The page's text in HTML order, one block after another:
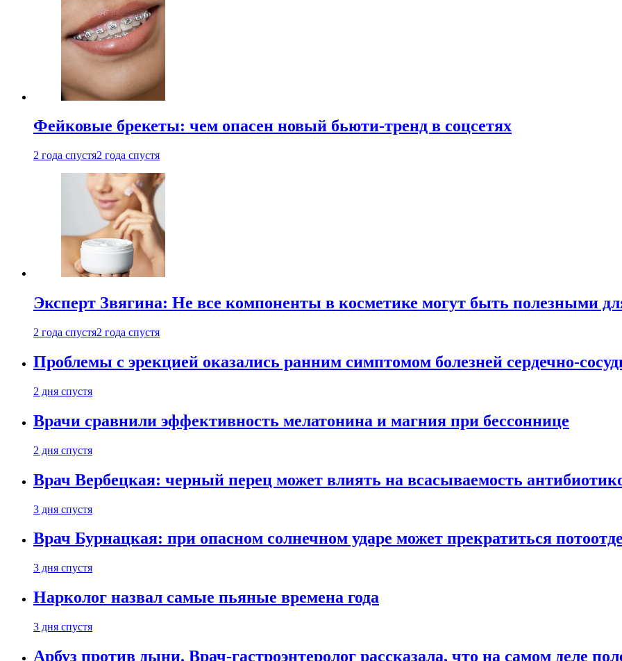
Фейковые брекеты: чем опасен новый бьюти-тренд в соцсетях
2 года спустя2 года спустя
Эксперт Звягина: Не все компоненты в косметике могут быть полезными
2 года спустя2 года спустя
Проблемы с эрекцией оказались ранним симптомом болезней сердечно-
2 дня спустя
Врачи сравнили эффективность мелатонина и магния при бессоннице
2 дня спустя
Врач Вербецкая: черный перец может влиять на всасываемость
3 дня спустя
Врач Бурнацкая: при опасном солнечном ударе может прекратиться
3 дня спустя
Нарколог назвал самые пьяные времена года
3 дня спустя
Арбуз против дыни. Врач-гастроэнтеролог рассказала, что на самом деле